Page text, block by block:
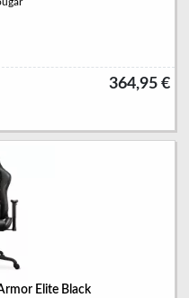
364,95 €
Elite Black